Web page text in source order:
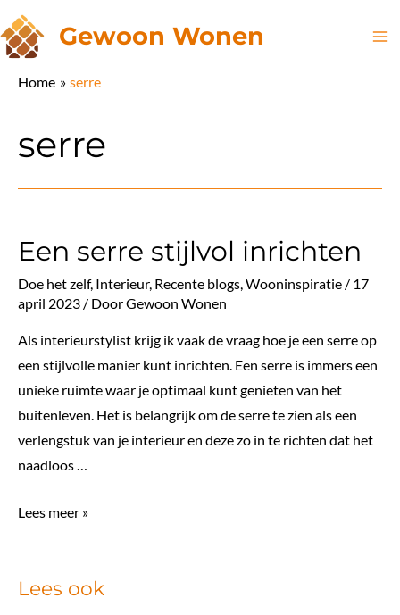
naar
de
inhoud
Gewoon Wonen
Home serre
serre
Een serre stijlvol inrichten
Doe het zelf, Interieur, Recente blogs,Wooninspiratie / 17
april 2023 / DoorGewoon Wonen
Als interieurstylist krijg ik vaak de vraag hoe je een serre op
een stijlvolle manier kunt inrichten. Een serre is immers een
unieke ruimte waar je optimaal kunt genieten van het
buitenleven. Het is belangrijk om de serre te zien als een
verlengstuk van je interieur en deze zo in te richten dat het
naadloos …
Een
inrichten
Lees meer »
Lees ook